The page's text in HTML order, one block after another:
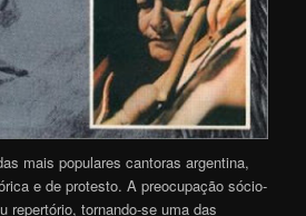
mais populares cantoras argentina,
e de protesto. A preocupação sócio-
repertório, tornando-se uma das